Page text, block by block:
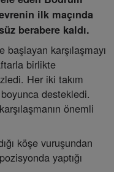
ilk maçında
berabere kaldı.
karşılaşmayı
birlikte
Her iki takım
boyunca destekledi.
önemli
köşe vuruşundan
yaptığı